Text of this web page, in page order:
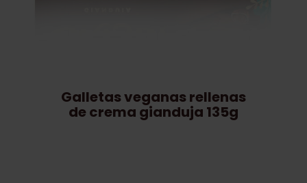
Galletas veganas rellenas
de crema gianduja 135g